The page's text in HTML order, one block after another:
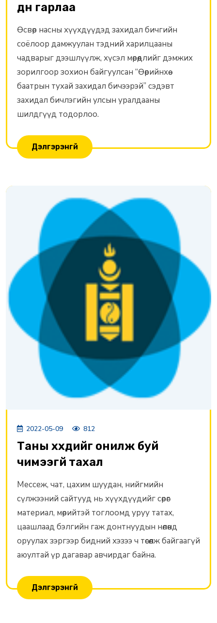
дүн гарлаа
Өсвөр насны хүүхдүүдэд захидал бичгийн
соёлоор дамжуулан тэдний харилцааны
чадварыг дээшлүүлж, хүсэл мөрөөдлийг дэмжих
зорилгоор зохион байгуулсан “Өөрийнхөө
баатрын тухай захидал бичээрэй” сэдэвт
захидал бичлэгийн улсын уралдааны
шилдгүүд тодорлоо.
Дэлгэрэнгүй
2022-05-09 812
Таны хүүхдийг онилж буй
чимээгүй тахал
Мессеж, чат, цахим шуудан, нийгмийн
сүлжээний сайтууд нь хүүхдүүдийг сөрөг
материал, мөрийтэй тоглоомд уруу татах,
цаашлаад бэлгийн гаж донтнуудын нөлөөнд
оруулах зэргээр бидний хэзээ ч төсөөлж байгаагүй
аюултай үр дагавар авчирдаг байна.
Дэлгэрэнгүй